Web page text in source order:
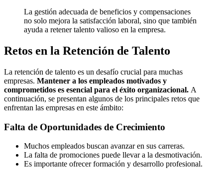
La gestión adecuada de beneficios y compensaciones
no solo mejora la satisfacción laboral, sino que también
ayuda a retener talento valioso en la empresa.
Retos en la Retención de Talento
La retención de talento es un desafío crucial para muchas
empresas. Mantener a los empleados motivados y
comprometidos es esencial para el éxito organizacional. A
continuación, se presentan algunos de los principales retos que
enfrentan las empresas en este ámbito:
Falta de Oportunidades de Crecimiento
Muchos empleados buscan avanzar en sus carreras.
La falta de promociones puede llevar a la desmotivación.
Es importante ofrecer formación y desarrollo profesional.